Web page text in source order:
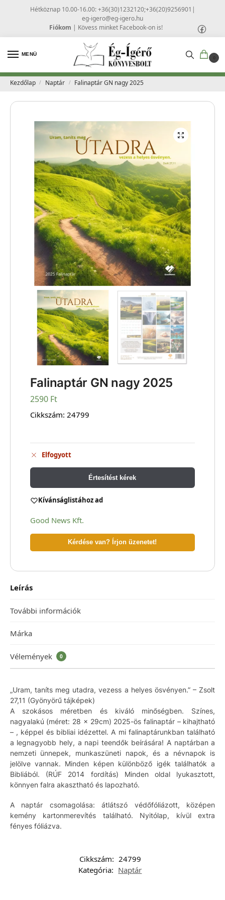
Hétköznap 10.00-16.00: +36(30)1232120;+36(20)9256901 |
eg-igero@eg-igero.hu
Fiókom | Kövess minket Facebook-on is!
MENÜ
0
Kezdőlap / Naptár / Falinaptár GN nagy 2025
Falinaptár GN nagy 2025
2590 Ft
Cikkszám: 24799
Elfogyott
Értesítést kérek
Kívánságlistához ad
Good News Kft.
Kérdése van? Írjon üzenetet!
Leírás
További információk
Márka
Vélemények 0
„Uram, taníts meg utadra, vezess a helyes ösvényen.” – Zsolt
27,11 (Gyönyörű tájképek)
A szokásos méretben és kiváló minőségben. Színes,
nagyalakú (méret: 28 x 29cm) 2025-ös falinaptár – kihajtható
– , képpel és bibliai idézettel. A mi falinaptárunkban található
a legnagyobb hely, a napi teendők beírására! A naptárban a
nemzeti ünnepek, munkaszüneti napok, és a névnapok is
jelölve vannak. Minden képen különböző igék találhatók a
Bibliából. (RÚF 2014 fordítás) Minden oldal lyukasztott,
könnyen falra akasztható és lapozható.
A naptár csomagolása: átlátszó védőfóliázott, középen
kemény kartonmerevítés található. Nyitólap, kívül extra
fényes fóliázva.
Cikkszám: 24799
Kategória: Naptár